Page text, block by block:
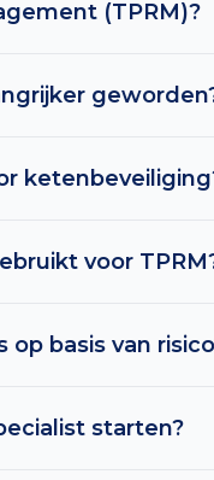
(TPRM)?
voor
op basis van
starten?